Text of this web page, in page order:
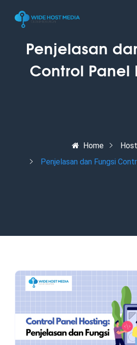
Penjelasan
Control Panel
Home
Penjelasan dan Fungsi